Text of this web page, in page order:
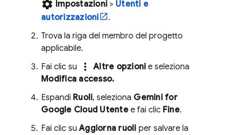
settings Impostazioni > Utenti e
autorizzazioni
.
Trova la riga del membro del progetto
applicabile.
Fai clic su
more_vert Altre opzioni e seleziona
Modifica accesso.
Espandi Ruoli, seleziona Gemini for
Google Cloud Utentee fai clic Fine.
Fai clic suAggiorna ruoli per salvare la